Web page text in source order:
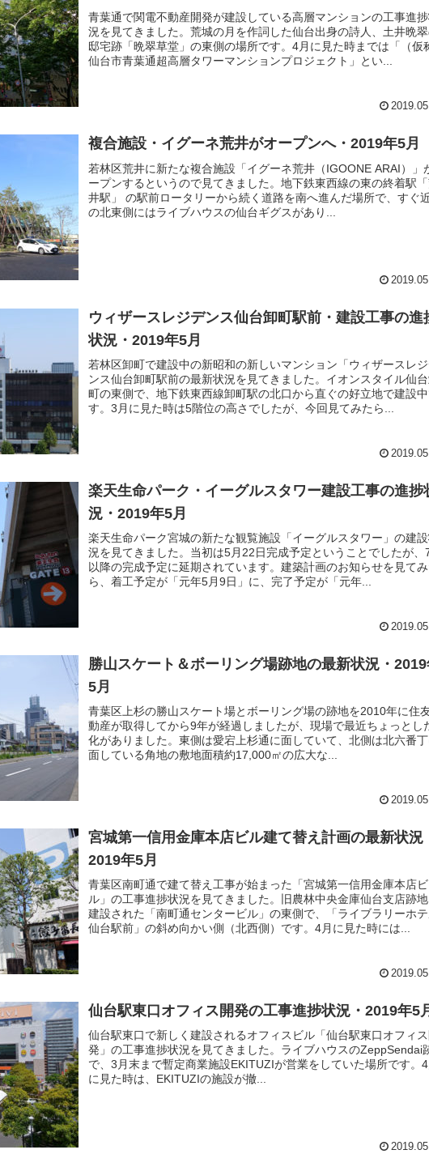
青葉通で関電不動産開発が建設している高層マンションの工事進
況を見てきました。荒城の月を作詞した仙台出身の詩人、土井晩
邸宅跡「晩翠草堂」の東側の場所です。4月に見た時までは「（仮
仙台市青葉通超高層タワーマンションプロジェクト」とい...
複合施設・イグーネ荒井がオープンへ・2019年5月
若林区荒井に新たな複合施設「イグーネ荒井（IGOONE ARAI）」
ープンするというので見てきました。地下鉄東西線の東の終着駅
井駅」 の駅前ロータリーから続く道路を南へ進んだ場所で、すぐ
の北東側にはライブハウスの仙台ギグスがあり...
ウィザースレジデンス仙台卸町駅前・建設工事の進
状況・2019年5月
若林区卸町で建設中の新昭和の新しいマンション「ウィザースレ
ンス仙台卸町駅前の最新状況を見てきました。イオンスタイル仙
町の東側で、地下鉄東西線卸町駅の北口から直ぐの好立地で建設
す。3月に見た時は5階位の高さでしたが、今回見てみたら...
楽天生命パーク・イーグルスタワー建設工事の進捗
況・2019年5月
楽天生命パーク宮城の新たな観覧施設「イーグルスタワー」の建
況を見てきました。当初は5月22日完成予定ということでしたが、
以降の完成予定に延期されています。建築計画のお知らせを見てみ
ら、着工予定が「元年5月9日」に、完了予定が「元年...
勝山スケート＆ボーリング場跡地の最新状況・
5月
青葉区上杉の勝山スケート場とボーリング場の跡地を2010年に住
動産が取得してから9年が経過しましたが、現場で最近ちょっとし
化がありました。東側は愛宕上杉通に面していて、北側は北六番丁
面している角地の敷地面積約17,000㎡の広大な...
宮城第一信用金庫本店ビル建て替え計画の最新状況
2019年5月
青葉区南町通で建て替え工事が始まった「宮城第一信用金庫本店ビ
ル」の工事進捗状況を見てきました。旧農林中央金庫仙台支店跡
建設された「南町通センタービル」の東側で、「ライブラリーホ
仙台駅前」の斜め向かい側（北西側）です。4月に見た時には...
仙台駅東口オフィス開発の工事進捗状況・2019年5
仙台駅東口で新しく建設されるオフィスビル「仙台駅東口オフィス
発」の工事進捗状況を見てきました。ライブハウスのZeppSendai
で、3月末まで暫定商業施設EKITUZIが営業をしていた場所です。4
に見た時は、EKITUZIの施設が撤...